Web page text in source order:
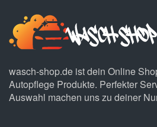
wasch-shop.de ist dein Online
Autopflege Produkte. Perfekter
Auswahl machen uns zu deiner